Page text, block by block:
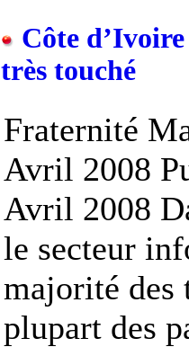
Côte
très touché
Fraternité
Avril 2008
Avril 2008
le secteur
majorité des
plupart des